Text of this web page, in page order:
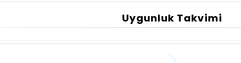
Uygunluk Takvimi